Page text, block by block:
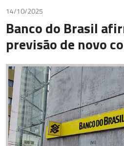
14/10/2025
Banco do Brasil
previsão de novo